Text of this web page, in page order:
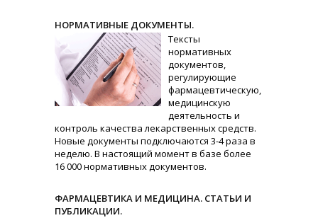
НОРМАТИВНЫЕ ДОКУМЕНТЫ.
Тексты
нормативных
документов,
регулирующие
фармацевтическую,
медицинскую
деятельность и
контроль качества лекарственных средств.
Новые документы подключаются 3-4 раза в
неделю. В настоящий момент в базе более
16 000 нормативных документов.
ФАРМАЦЕВТИКА И МЕДИЦИНА. СТАТЬИ И
ПУБЛИКАЦИИ.